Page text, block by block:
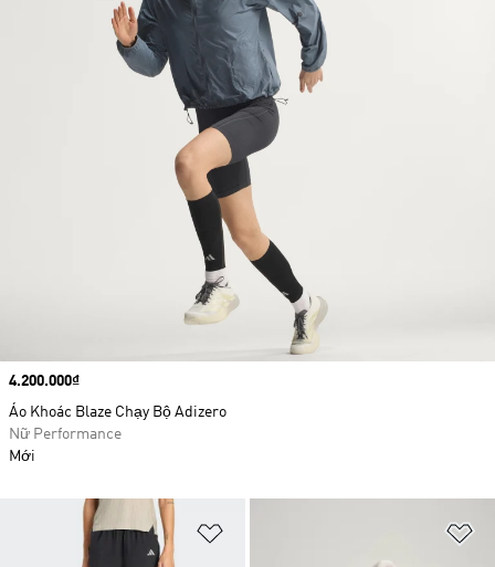
Price
4.200.000₫
Áo Khoác Blaze Chạy Bộ Adizero
Nữ Performance
Mới